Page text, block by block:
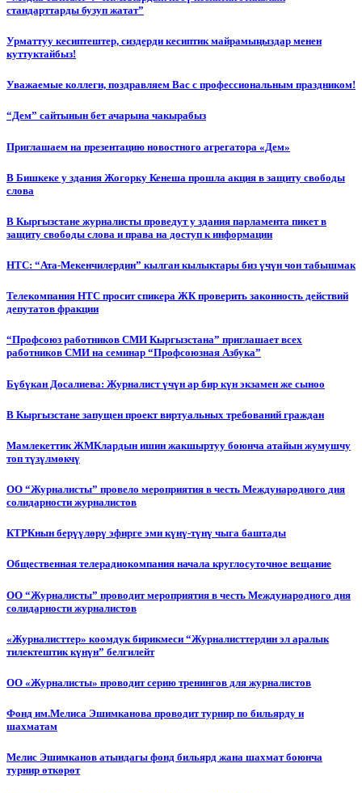
стандарттарды бузуп жатат”
Урматтуу кесиптештер, сиздерди кесиптик майрамыңыздар менен
куттуктайбыз!
Уважаемые коллеги, поздравляем Вас с профессиональным праздником!
“Дем” сайтынын бет ачарына чакырабыз
Приглашаем на презентацию новостного агрегатора «Дем»
В Бишкеке у здания Жогорку Кенеша прошла акция в защиту свободы
слова
В Кыргызстане журналисты проведут у здания парламента пикет в
защиту свободы слова и права на доступ к информации
НТС: “Ата-Мекенчилердин” кылган кылыктары биз үчүн чон табышмак
Телекомпания НТС просит спикера ЖК проверить законность действий
депутатов фракции
“Профсоюз работников СМИ Кыргызстана” приглашает всех
работников СМИ на семинар “Профсоюзная Азбука”
Бүбүкан Досалиева: Журналист үчүн ар бир күн экзамен же сыноо
В Кыргызстане запущен проект виртуальных требований граждан
Мамлекеттик ЖМКлардын ишин жакшыртуу боюнча атайын жумушчу
топ түзүлмөкчү
ОО “Журналисты” провело мероприятия в честь Международного дня
солидарности журналистов
КТРКнын берүүлөрү эфирге эми күнү-түнү чыга баштады
Общественная телерадиокомпания начала круглосуточное вещание
ОО “Журналисты” проводит мероприятия в честь Международного дня
солидарности журналистов
«Журналисттер» коомдук бирикмеси “Журналисттердин эл аралык
тилектештик күнүн” белгилейт
ОО «Журналисты» проводит серию тренингов для журналистов
Фонд им.Мелиса Эшимканова проводит турнир по бильярду и
шахматам
Мелис Эшимканов атындагы фонд бильярд жана шахмат боюнча
турнир өткөрөт